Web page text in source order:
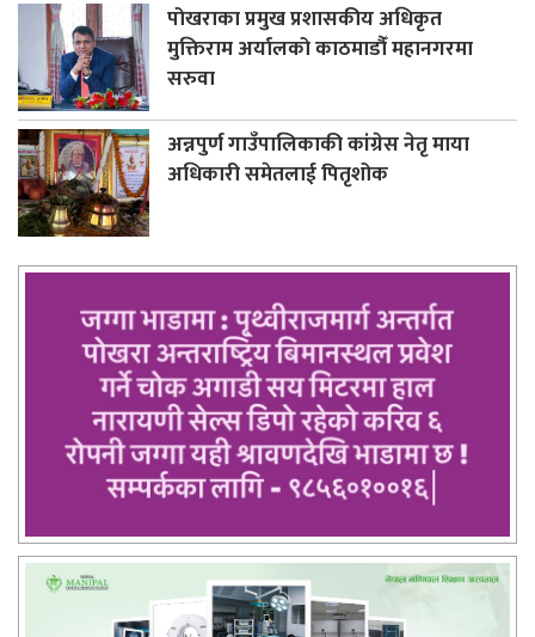
पोखराका प्रमुख प्रशासकीय अधिकृत
मुक्तिराम अर्यालको काठमाडौँ महानगरमा
सरुवा
अन्नपुर्ण गाउँपालिकाकी कांग्रेस नेतृ माया
अधिकारी समेतलाई पितृशोक